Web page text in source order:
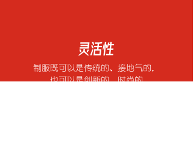
灵活性
制服既可以是传统的、接地气的，
也可以是创新的、时尚的